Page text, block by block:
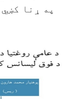
ړنا کښي